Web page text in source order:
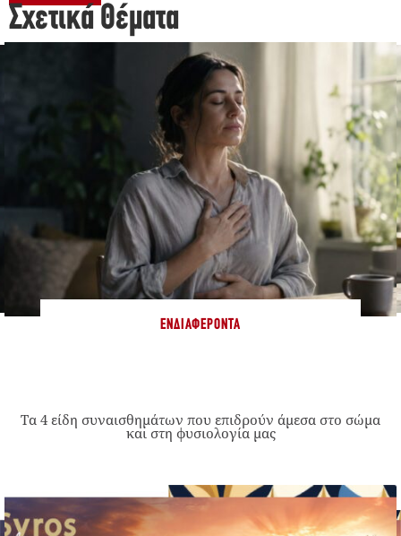
Σχετικά Θέματα
ΕΝΔΙΑΦΈΡΟΝΤΑ
Τα 4 είδη συναισθημάτων που επιδρούν άμεσα στο σώμα
και στη φυσιολογία μας